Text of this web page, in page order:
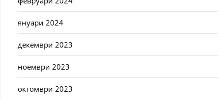
януари 2024
декември 2023
ноември 2023
октомври 2023